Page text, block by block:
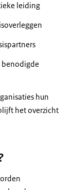
leiding
benodigde
hun
het overzicht